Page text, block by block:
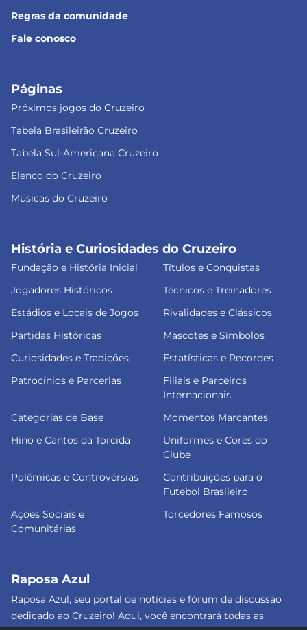
Regras da comunidade
Fale conosco
Páginas
Próximos jogos do Cruzeiro
Tabela Brasileirão Cruzeiro
Tabela Sul-Americana Cruzeiro
Elenco do Cruzeiro
Músicas do Cruzeiro
História e Curiosidades do Cruzeiro
Fundação e História Inicial
Títulos e Conquistas
Jogadores Históricos
Técnicos e Treinadores
Estádios e Locais de Jogos
Rivalidades e Clássicos
Partidas Históricas
Mascotes e Símbolos
Curiosidades e Tradições
Estatísticas e Recordes
Patrocínios e Parcerias
Filiais e Parceiros
Internacionais
Categorias de Base
Momentos Marcantes
Hino e Cantos da Torcida
Uniformes e Cores do
Clube
Polêmicas e Controvérsias
Contribuições para o
Futebol Brasileiro
Ações Sociais e
Comunitárias
Torcedores Famosos
Raposa Azul
Raposa Azul, seu portal de notícias e fórum de discussão
dedicado ao Cruzeiro! Aqui, você encontrará todas as